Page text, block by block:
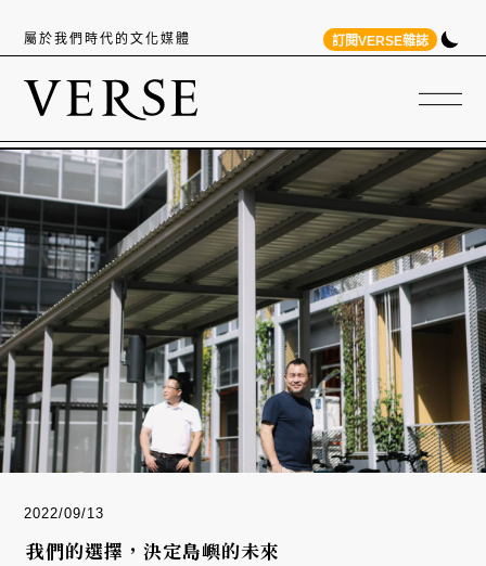
屬於我們時代的文化媒體 訂閱VERSE雜誌
2022/09/13
我們的選擇，決定島嶼的未來